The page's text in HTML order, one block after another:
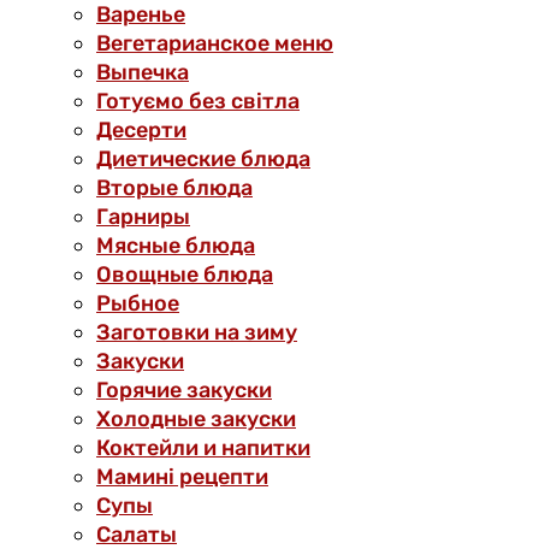
Варенье
Вегетарианское меню
Выпечка
Готуємо без світла
Десерти
Диетические блюда
Вторые блюда
Гарниры
Мясные блюда
Овощные блюда
Рыбное
Заготовки на зиму
Закуски
Горячие закуски
Холодные закуски
Коктейли и напитки
Мамині рецепти
Супы
Салаты